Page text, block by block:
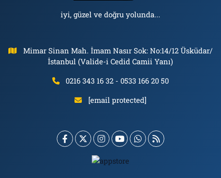
iyi, güzel ve doğru yolunda...
Mimar Sinan Mah. İmam Nasır Sok: No:14/12 Üsküdar/
İstanbul (Valide-i Cedid Camii Yanı)
0216 343 16 32 - 0533 166 20 50
[email protected]